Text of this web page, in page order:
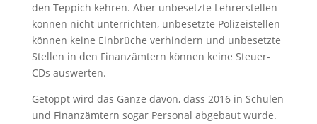
den Teppich kehren. Aber unbesetzte Lehrerstellen
können nicht unterrichten, unbesetzte Polizeistellen
können keine Einbrüche verhindern und unbesetzte
Stellen in den Finanzämtern können keine Steuer-
CDs auswerten.
Getoppt wird das Ganze davon, dass 2016 in Schulen
und Finanzämtern sogar Personal abgebaut wurde.